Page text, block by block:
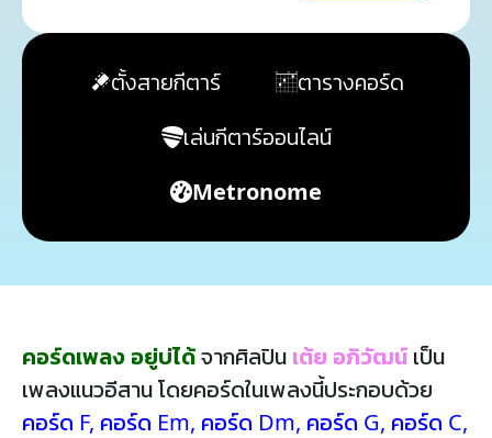
ตั้งสายกีตาร์
ตารางคอร์ด
เล่นกีตาร์ออนไลน์
Metronome
คอร์ดเพลง อยู่บ่ได้จากศิลปิน เต้ย อภิวัฒน์ เป็น
เพลงแนวอีสาน โดยคอร์ดในเพลงนี้ประกอบด้วย
คอร์ด F, คอร์ด Em, คอร์ด Dm, คอร์ด G, คอร์ด C,